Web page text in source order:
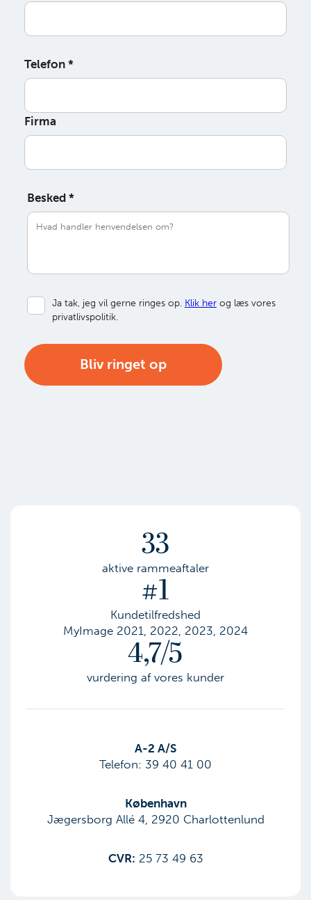
Telefon *
Firma
Besked *
Ja tak, jeg vil gerne ringes op. Klik her og læs vores
privatlivspolitik.
33
aktive rammeaftaler
#1
Kundetilfredshed
MyImage 2021, 2022, 2023, 2024
4,7/5
vurdering af vores kunder
​A-2 A/S
Telefon: 39 40 41 00
København
Jægersborg Allé 4, 2920 Charlottenlund
CVR: 25 73 49 63